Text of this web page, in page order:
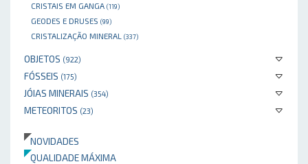
CRISTAIS EM GANGA (119)
GEODES E DRUSES (99)
CRISTALIZAÇÃO MINERAL (337)
OBJETOS (922)
FÓSSEIS (175)
JÓIAS MINERAIS (354)
METEORITOS (23)
NOVIDADES
QUALIDADE MÁXIMA